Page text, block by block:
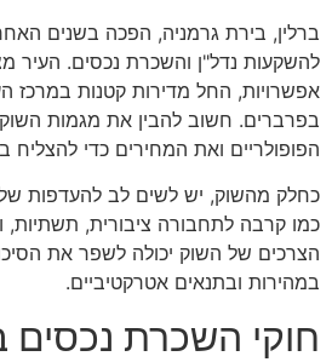
ברלין, בירת גרמניה, הפכה בשנים
להשקעות נדל"ן והשכרת נכסים. העיר
אפשרויות, החל מדירות קטנות במרכז
בפרברים. חשוב להבין את מגמות
הפופולריים ואת המחירים כדי להצליח
כחלק מהשוק, יש לשים לב להעדפות של
כמו קרבה לתחבורה ציבורית, תשתיות,
הצרכים של השוק יכולה לשפר את
במהירות ובתנאים אטרקטיביים.
חוקי השכרת נכסים